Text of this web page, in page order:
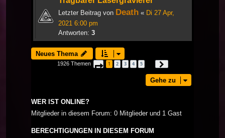
Letzter Beitrag von Death « Di 27 Apr,
2021 6:00 pm
Antworten: 3
Neues Thema
1926 Themen Seite 1von 65
1 2 3 4 5
Gehe zu
WER IST ONLINE?
Mitglieder in diesem Forum: 0 Mitglieder und 1 Gast
BERECHTIGUNGEN IN DIESEM FORUM